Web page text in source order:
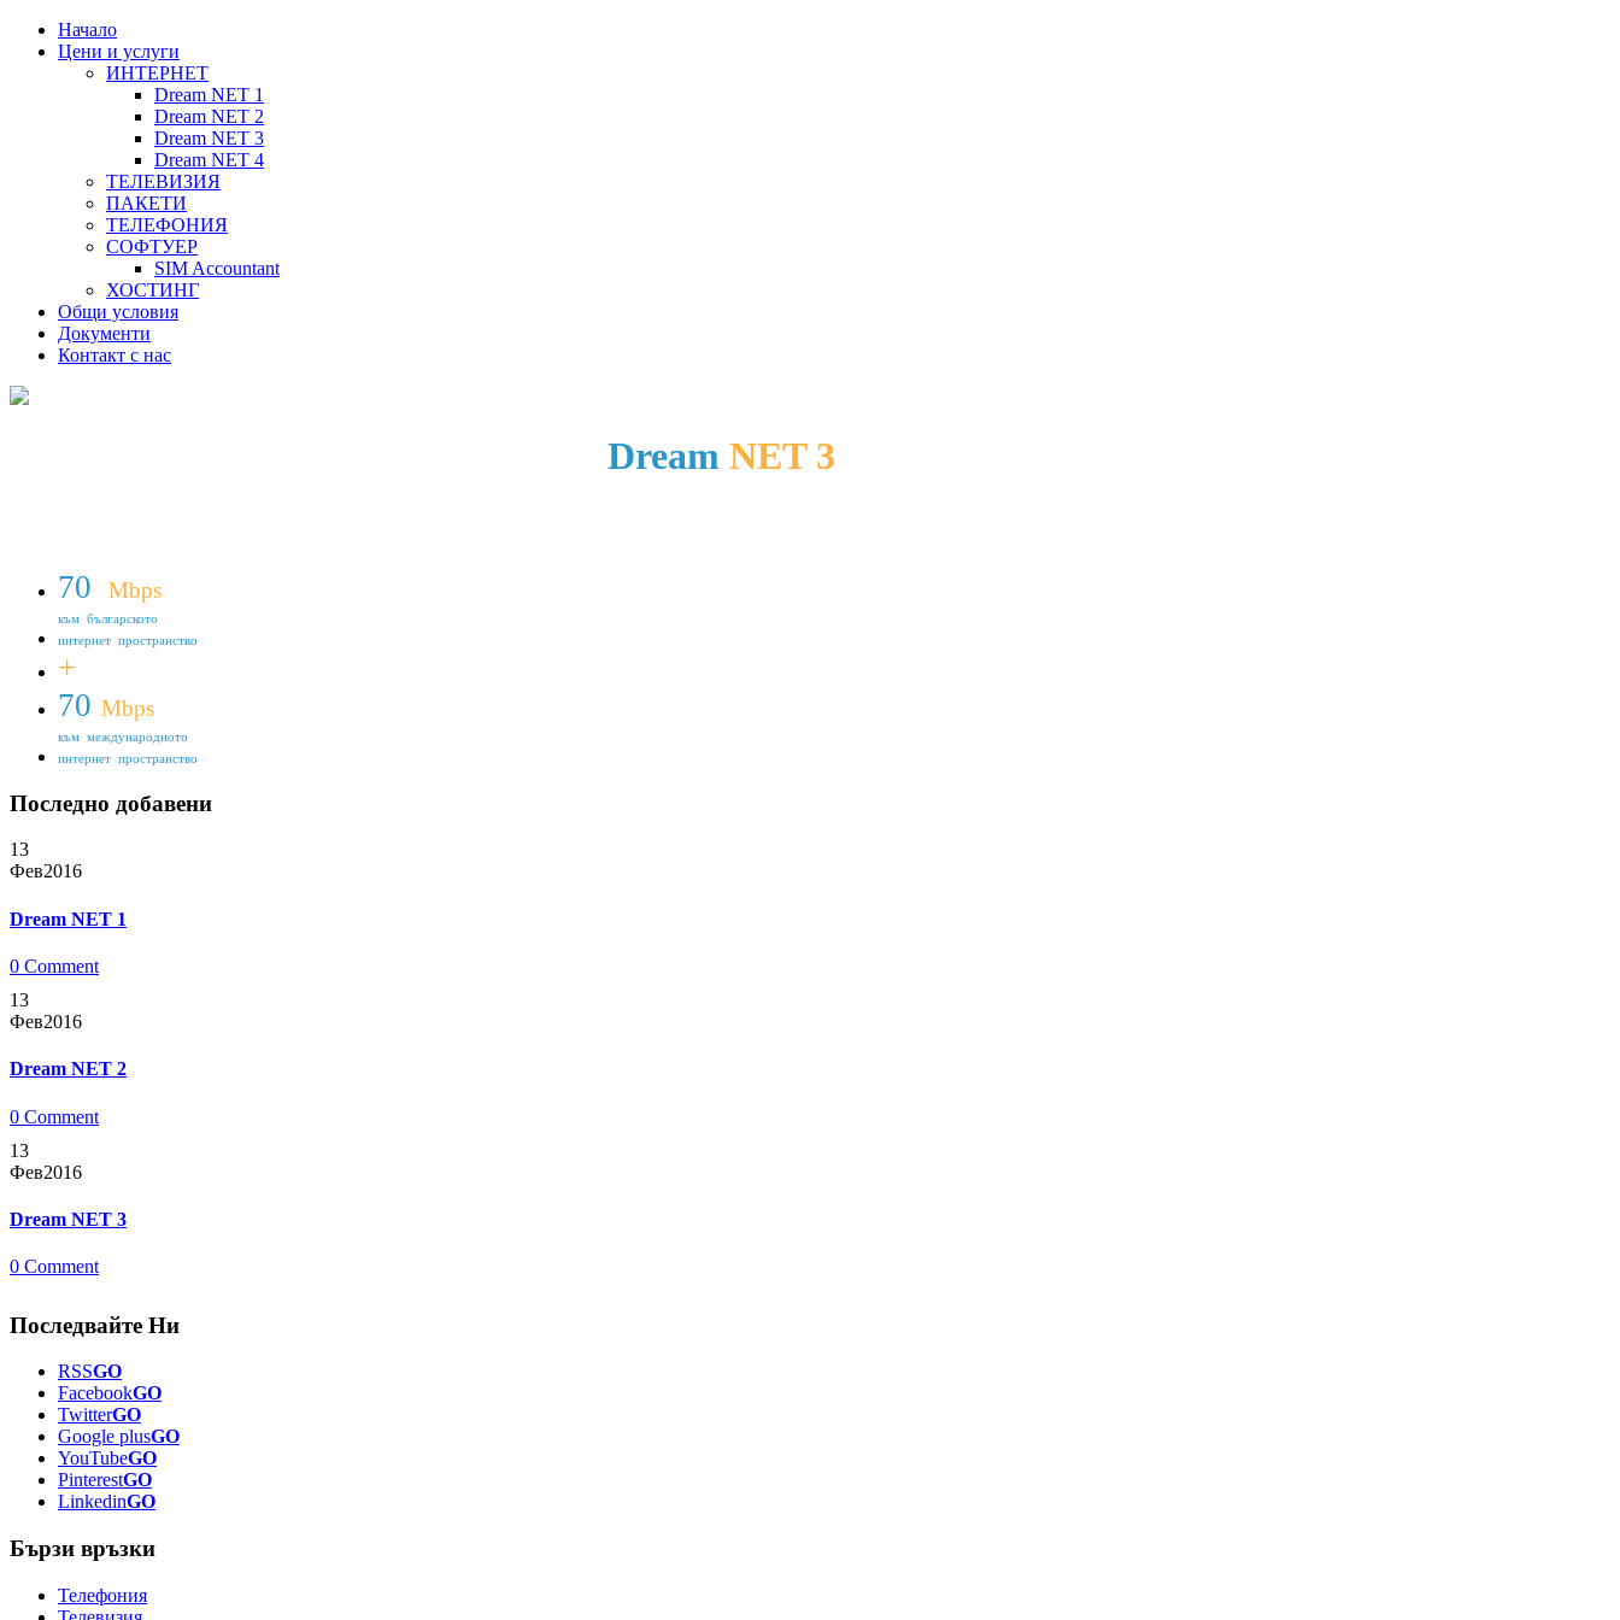
Начало
Цени и услуги
ИНТЕРНЕТ
Dream NET 1
Dream NET 2
Dream NET 3
Dream NET 4
ТЕЛЕВИЗИЯ
ПАКЕТИ
ТЕЛЕФОНИЯ
СОФТУЕР
SIM Accountant
ХОСТИНГ
Общи условия
Документи
Контакт с нас
Dream NET 3
70 Mbps
към българското
интернет пространство
+
70 Mbps
към международното
интернет пространство
Последно добавени
13
Фев2016
Dream NET 1
0 Comment
13
Фев2016
Dream NET 2
0 Comment
13
Фев2016
Dream NET 3
0 Comment
Последвайте Ни
RSSGO
FacebookGO
TwitterGO
Google plusGO
YouTubeGO
PinterestGO
LinkedinGO
Бързи връзки
Телефония